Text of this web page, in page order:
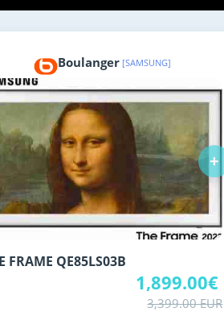
Boulanger [SAMSUNG]
FRAME QE85LS03B
1,899.00€
3,399.00 EUR
+